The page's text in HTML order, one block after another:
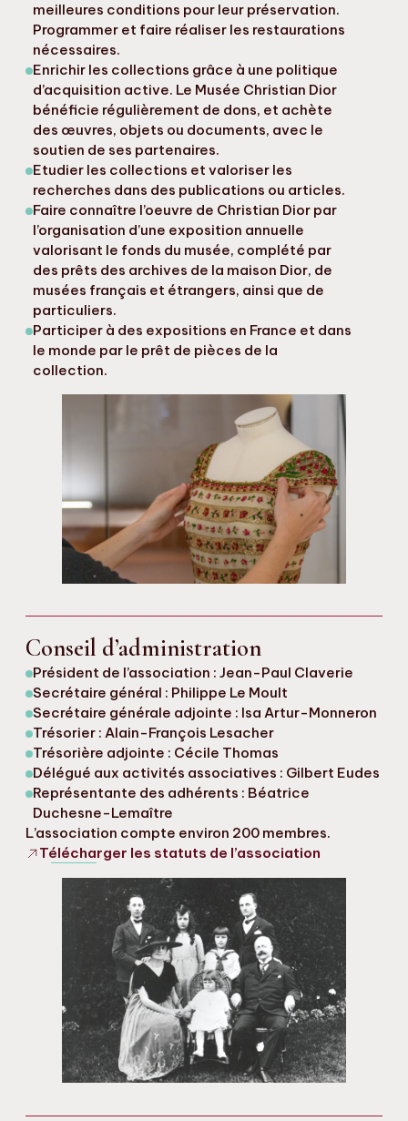
meilleures conditions pour leur préservation.
Programmer et faire réaliser les restaurations
nécessaires.
Enrichir les collections grâce à une politique
d’acquisition active. Le Musée Christian Dior
bénéficie régulièrement de dons, et achète
des œuvres, objets ou documents, avec le
soutien de ses partenaires.
Etudier les collections et valoriser les
recherches dans des publications ou articles.
Faire connaître l’oeuvre de Christian Dior par
l’organisation d’une exposition annuelle
valorisant le fonds du musée, complété par
des prêts des archives de la maison Dior, de
musées français et étrangers, ainsi que de
particuliers.
Participer à des expositions en France et dans
le monde par le prêt de pièces de la
collection.
Conseil d’administration
Président de l’association : Jean-Paul Claverie
Secrétaire général : Philippe Le Moult
Secrétaire générale adjointe : Isa Artur-Monneron
Trésorier : Alain-François Lesacher
Trésorière adjointe : Cécile Thomas
Délégué aux activités associatives : Gilbert Eudes
Représentante des adhérents : Béatrice
Duchesne-Lemaître
L’association compte environ 200 membres.
Télécharger les statuts de l’association